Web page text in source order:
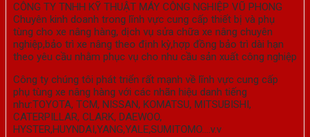
CÔNG TY TNHH KỸ THUẬT MÁY CÔNG NGHIỆP VŨ PHONG
Chuyên kinh doanh trong lĩnh vực cung cấp thiết bị và phụ
tùng cho xe nâng hàng, dịch vụ sửa chữa xe nâng chuyên
nghiệp,bảo trì xe nâng theo định kỳ,hợp đồng bảo trì dài hạn
theo yêu cầu nhằm phục vụ cho nhu cầu sản xuất công nghiệp
Công ty chúng tôi phát triển rất mạnh về lĩnh vực cung cấp
phụ tùng xe nâng hàng với các nhãn hiệu danh tiếng
như:TOYOTA, TCM, NISSAN, KOMATSU, MITSUBISHI,
CATERPILLAR, CLARK, DAEWOO,
HYSTER,HUYNDAI,YANG,YALE,SUMITOMO….v.v